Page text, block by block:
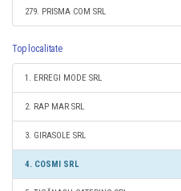
279. PRISMA COM SRL
Top localitate
1. ERREGI MODE SRL
2. RAP MAR SRL
3. GIRASOLE SRL
4. COSMI SRL